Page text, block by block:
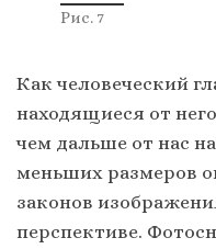
Рис. 7
Как человеческий
находящиеся от
чем дальше от нас
меньших размеров
законов
перспективе.